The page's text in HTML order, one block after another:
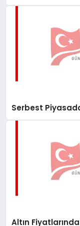
Serbest
Altın